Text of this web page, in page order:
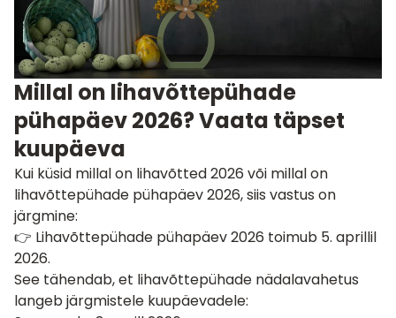
Millal on lihavõttepühade
pühapäev 2026? Vaata täpset
kuupäeva
Kui küsid millal on lihavõtted 2026 või millal on
lihavõttepühade pühapäev 2026, siis vastus on
järgmine:
👉 Lihavõttepühade pühapäev 2026 toimub 5. aprillil
2026.
See tähendab, et lihavõttepühade nädalavahetus
langeb järgmistele kuupäevadele: